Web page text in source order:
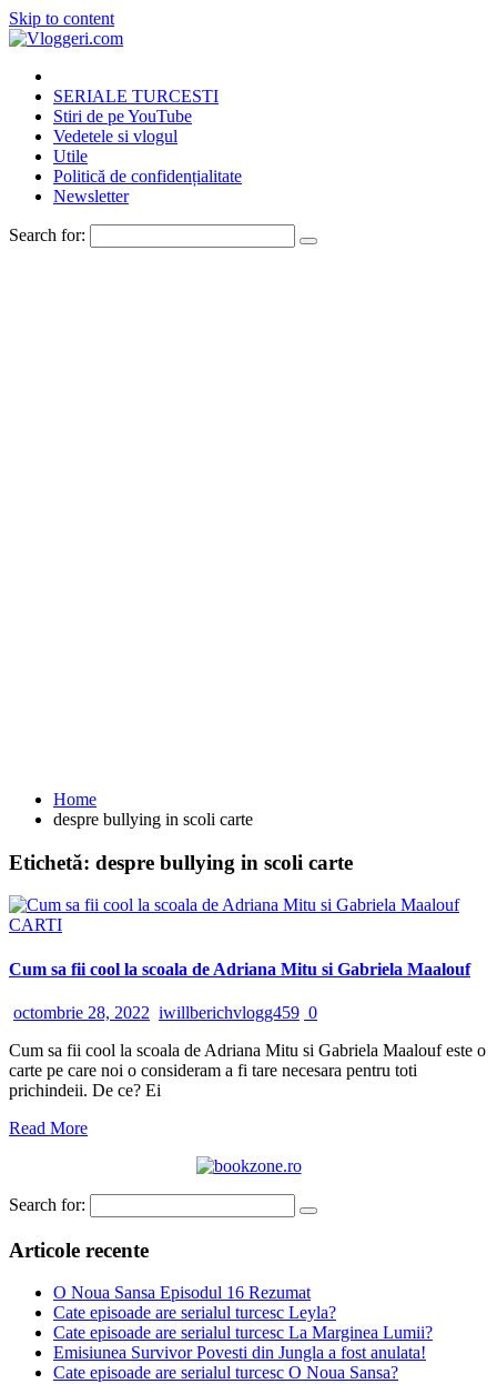
Skip to content
SERIALE TURCESTI
Stiri de pe YouTube
Vedetele si vlogul
Utile
Politică de confidențialitate
Newsletter
Search for:
Home
despre bullying in scoli carte
Etichetă: despre bullying in scoli carte
CARTI
Cum sa fii cool la scoala de Adriana Mitu si Gabriela Maalouf
octombrie 28, 2022 iwillberichvlogg459 0
Cum sa fii cool la scoala de Adriana Mitu si Gabriela Maalouf este o
carte pe care noi o consideram a fi tare necesara pentru toti
prichindeii. De ce? Ei
Read More
Search for:
Articole recente
O Noua Sansa Episodul 16 Rezumat
Cate episoade are serialul turcesc Leyla?
Cate episoade are serialul turcesc La Marginea Lumii?
Emisiunea Survivor Povesti din Jungla a fost anulata!
Cate episoade are serialul turcesc O Noua Sansa?